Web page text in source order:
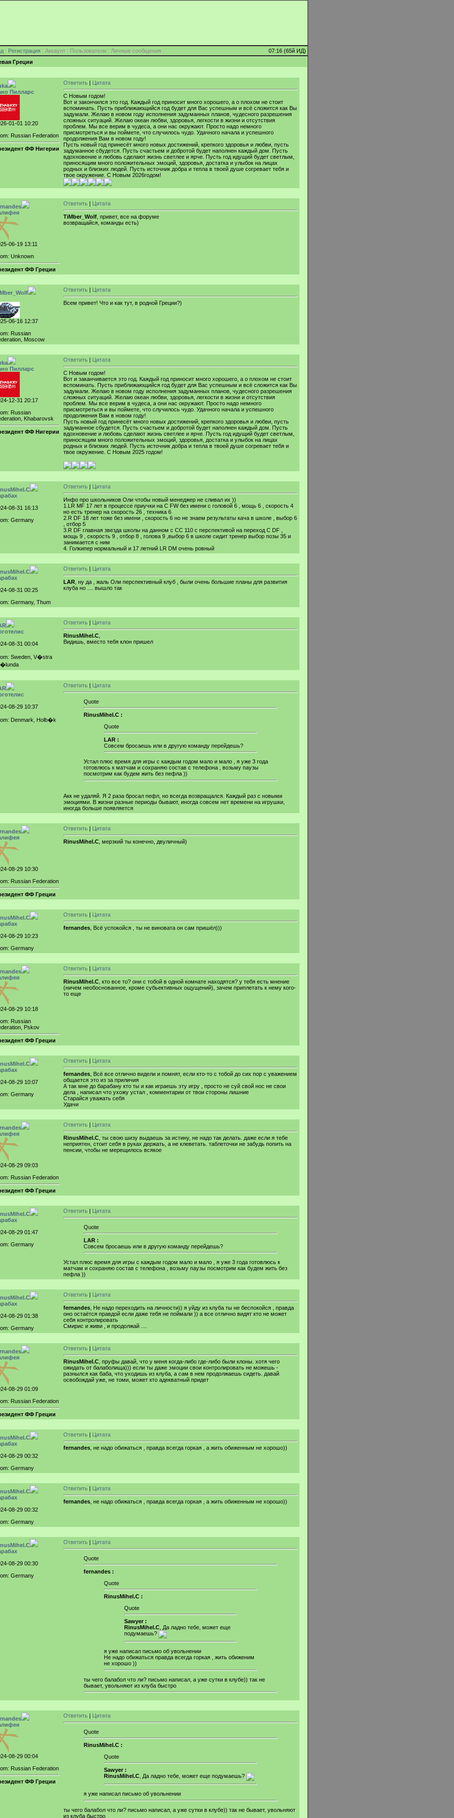
: Регистрация : Аккаунт : Пользователи : Личные сообщения 07:16 (65й ИД)
Греции
Пилларс
01-01 10:20
Russian Federation
ФФ Нигерии
Ответить | Цитата
С Новым годом!
Вот и закончился это год. Каждый год приносит много хорошего, а о плохом не стоит
вспоминать. Пусть приближающийся год будет для Вас успешным и всё сложится как Вы
задумали. Желаю в новом году исполнения задуманных планов, чудесного разрешения
сложных ситуаций. Желаю океан любви, здоровья, легкости в жизни и отсутствия
проблем. Мы все верим в чудеса, а они нас окружают. Просто надо немного
присмотреться и вы поймете, что случилось чудо. Удачного начала и успешного
продолжения Вам в новом году!
Пусть новый год принесёт много новых достижений, крепкого здоровья и любви, пусть
задуманное сбудется. Пусть счастьем и добротой будет наполнен каждый дом. Пусть
вдохновение и любовь сделают жизнь светлее и ярче. Пусть год идущий будет светлым,
приносящим много положительных эмоций, здоровья, достатка и улыбок на лицах
родных и близких людей. Пусть источник добра и тепла в твоей душе согревает тебя и
твое окружение. С Новым 2026годом!
06-19 13:11
Unknown
ФФ Греции
Ответить | Цитата
TiMber_Wolf , привет, все на форуме
возвращайся, команды есть)
06-16 12:37
Russian
Moscow
Ответить | Цитата
Всем привет! Что и как тут, в родной Греции?)
Пилларс
12-31 20:17
Russian
Khabarovsk
ФФ Нигерии
Ответить | Цитата
С Новым годом!
Вот и заканчивается это год. Каждый год приносит много хорошего, а о плохом не стоит
вспоминать. Пусть приближающийся год будет для Вас успешным и всё сложится как Вы
задумали. Желаю в новом году исполнения задуманных планов, чудесного разрешения
сложных ситуаций. Желаю океан любви, здоровья, легкости в жизни и отсутствия
проблем. Мы все верим в чудеса, а они нас окружают. Просто надо немного
присмотреться и вы поймете, что случилось чудо. Удачного начала и успешного
продолжения Вам в новом году!
Пусть новый год принесёт много новых достижений, крепкого здоровья и любви, пусть
задуманное сбудется. Пусть счастьем и добротой будет наполнен каждый дом. Пусть
вдохновение и любовь сделают жизнь светлее и ярче. Пусть год идущий будет светлым,
приносящим много положительных эмоций, здоровья, достатка и улыбок на лицах
родных и близких людей. Пусть источник добра и тепла в твоей душе согревает тебя и
твое окружение. С Новым 2025 годом!
08-31 16:13
Germany
Ответить | Цитата
Инфо про школьников Оли чтобы новый менеджер не сливал их ))
1.LR MF 17 лет в процессе приучки на C FW без имени с головой 6 , мощь 6 , скорость 4
но есть тренер на скорость 26 , техника 6
2.R DF 18 лет тоже без имени , скорость 6 но не знаем результаты кача в школе , выбор 6
, отбор 5
3.R DF главная звезда школы на данном с СС 110 с перспективой на переход C DF ,
мощь 9 , скорость 9 , отбор 8 , голова 9 ,выбор 6 в школе сидит тренер выбор позы 35 и
занимается с ним
4. Голкипер нормальный и 17 летний LR DM очень ровный
08-31 00:25
Germany, Thum
Ответить | Цитата
LAR , ну да , жаль Оли перспективный клуб , были очень большие планы для развития
клуба но .... вышло так
08-31 00:04
Sweden, V�stra
Ответить | Цитата
RinusMihel.C
Видишь, вместо тебя клон пришел
08-29 10:37
Denmark, Holb�k
Ответить | Цитата
Quote
RinusMihel.C :
Quote
LAR :
Совсем бросаешь или в другую команду перейдешь?
Устал плюс время для игры с каждым годом мало и мало , я уже 3 года
готовлюсь к матчам и сохраняю состав с телефона , возьму паузы
посмотрим как будем жить без пефла ))
Акк не удаляй. Я 2 раза бросал пефл, но всегда возвращался. Каждый раз с новыми
эмоциями. В жизни разные периоды бывают, иногда совсем нет времени на игрушки,
иногда больше появляется
08-29 10:30
Russian Federation
ФФ Греции
Ответить | Цитата
RinusMihel.C , мерзкий ты конечно, двуличный)
08-29 10:23
Germany
Ответить | Цитата
fernandes , Всё успокойся , ты не виновата он сам пришёл)))
08-29 10:18
Russian
Pskov
ФФ Греции
Ответить | Цитата
RinusMihel.C , кто все то? они с тобой в одной комнате находятся? у тебя есть мнение
(ничем необоснованное, кроме субьективных ощущений), зачем приплетать к нему кого-
то еще
08-29 10:07
Germany
Ответить | Цитата
fernandes , Всё все отлично видели и помнят, если кто-то с тобой до сих пор с уважением
общается это из за приличия
А так мне до барабану кто ты и как играешь эту игру , просто не суй свой нос не свои
дела , написал что ухожу устал , комментарии от твои стороны лишние
Старайся уважать себя
Удачи
08-29 09:03
Russian Federation
ФФ Греции
Ответить | Цитата
RinusMihel.C , ты свою шизу выдаешь за истину, не надо так делать. даже если я тебе
неприятен, стоит себя в руках держать, а не клеветать. таблеточки не забудь попить на
пенсии, чтобы не мерещилось всякое
08-29 01:47
Germany
Ответить | Цитата
Quote
LAR :
Совсем бросаешь или в другую команду перейдешь?
Устал плюс время для игры с каждым годом мало и мало , я уже 3 года готовлюсь к
матчам и сохраняю состав с телефона , возьму паузы посмотрим как будем жить без
пефла ))
08-29 01:38
Germany
Ответить | Цитата
fernandes , Не надо переходить на личности)) я уйду из клуба ты не беспокойся , правда
оно остаётся правдой если даже тебя не поймали )) а все отлично видят кто не может
себя контролировать
Смирис и живи , и продолжай ....
08-29 01:09
Russian Federation
ФФ Греции
Ответить | Цитата
RinusMihel.C , пруфы давай, что у меня когда-либо где-либо были клоны. хотя чего
ожидать от балаболища))) если ты даже эмоции свои контролировать не можешь -
разнылся как баба, что уходишь из клуба, а сам в нем продолжаешь сидеть. давай
освобождай уже, не томи, может кто адекватный придет
08-29 00:32
Germany
Ответить | Цитата
fernandes , не надо обижаться , правда всегда горкая , а жить обиженным не хорошо))
08-29 00:32
Germany
Ответить | Цитата
fernandes , не надо обижаться , правда всегда горкая , а жить обиженным не хорошо))
08-29 00:30
Germany
Ответить | Цитата
Quote
fernandes :
Quote
RinusMihel.C :
Quote
Sawyer :
RinusMihel.C , Да ладно тебе, может еще
подумаешь?
я уже написал письмо об увольнении
Не надо обижаться правда всегда горкая , жить обиженим
не хорошо ))
ты чего балабол что ли? письмо написал, а уже сутки в клубе)) так не
бывает, увольняют из клуба быстро
08-29 00:04
Russian Federation
ФФ Греции
Ответить | Цитата
Quote
RinusMihel.C :
Quote
Sawyer :
RinusMihel.C , Да ладно тебе, может еще подумаешь?
я уже написал письмо об увольнении
ты чего балабол что ли? письмо написал, а уже сутки в клубе)) так не бывает, увольняют
из клуба быстро